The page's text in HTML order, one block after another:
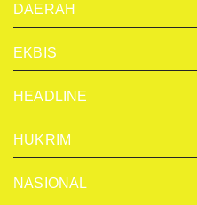
DAERAH
EKBIS
HEADLINE
HUKRIM
NASIONAL